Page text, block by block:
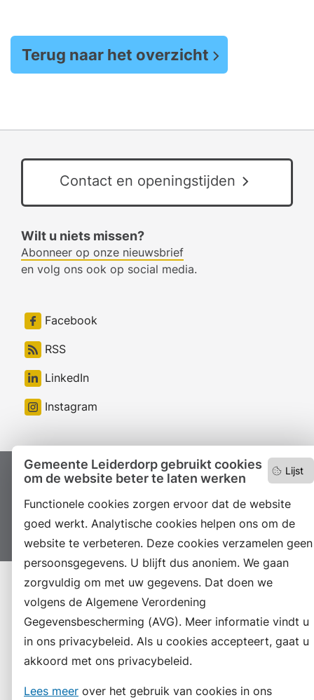
Lijst
Gemeente Leiderdorp gebruikt cookies
om de website beter te laten werken
Functionele cookies zorgen ervoor dat de website
goed werkt. Analytische cookies helpen ons om de
website te verbeteren. Deze cookies verzamelen geen
persoonsgegevens. U blijft dus anoniem. We gaan
zorgvuldig om met uw gegevens. Dat doen we
volgens de Algemene Verordening
Gegevensbescherming (AVG). Meer informatie vindt u
in ons privacybeleid. Als u cookies accepteert, gaat u
akkoord met ons privacybeleid.
Lees meer over het gebruik van cookies in ons
Terug naar het overzicht
Contact en openingstijden
Wilt u niets missen?
Abonneer op onze nieuwsbrief
en volg ons ook op social media.
Facebook
RSS
LinkedIn
Instagram
Proclaimer Colofon
Toegankelijkheid
Sitemap
Privacyverklaring
Servicenormen
Suggesties
Archief Vacatures